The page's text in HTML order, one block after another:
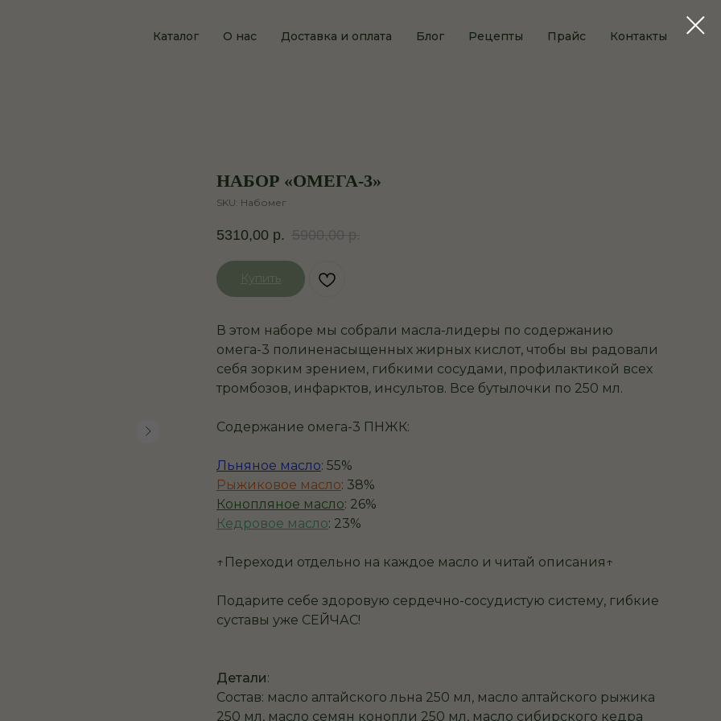
Каталог О нас Доставка и оплата Блог Рецепты Прайс Контакты
НАБОР «ОМЕГА-3»
SKU: Набомег
5310,00 р.
Купить
В этом наборе мы собрали масла-лидеры по содержанию
омега-3 полиненасыщенных жирных кислот, чтобы вы радовали
себя зорким зрением, гибкими сосудами, профилактикой всех
тромбозов, инфарктов, инсультов. Все бутылочки по 250 мл.
Содержание омега-3 ПНЖК:
Льняное масло: 55%
Рыжиковое масло: 38%
Конопляное масло: 26%
Кедровое масло: 23%
↑Переходи отдельно на каждое масло и читай описания↑
Подарите себе здоровую сердечно-сосудистую систему, гибкие
суставы уже СЕЙЧАС!
Детали:
Состав: масло алтайского льна 250 мл, масло алтайского рыжика
250 мл, масло семян конопли 250 мл, масло сибирского кедра